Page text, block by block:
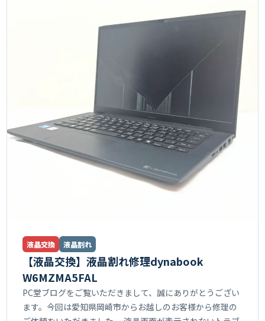
液晶交換 液晶割れ
【液晶交換】液晶割れ修理dynabook
W6MZMA5FAL
PC堂ブログをご覧いただきまして、誠にありがとうござい
ます。今回は愛知県岡崎市からお越しのお客様から修理の